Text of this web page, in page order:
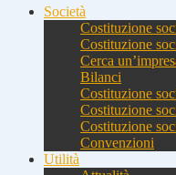
Società
Costituzione
Costituzione
Cerca
Bilanci
Costituzione
Costituzione
Costituzione
Convenzioni
Utilità